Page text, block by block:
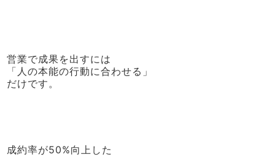
営業で成果を出すには
「人の本能の行動に合わせる」
だけです。
成約率が50%向上した